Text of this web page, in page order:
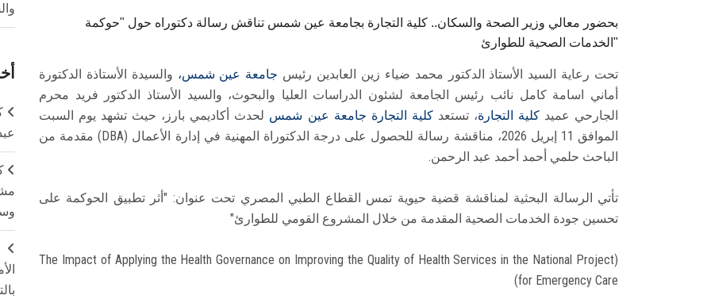
بحضور معالي وزير الصحة والسكان.. كلية التجارة بجامعة عين شمس تناقش رسالة دكتوراه حول "حوكمة
الخدمات الصحية للطوارئ"
تحت رعاية السيد الأستاذ الدكتور محمد ضياء زين العابدين رئيس جامعة عين شمس، والسيدة الأستاذة الدكتورة
أماني اسامة كامل نائب رئيس الجامعة لشئون الدراسات العليا والبحوث، والسيد الأستاذ الدكتور فريد محرم
الجارحي عميدكلية التجارة، تستعد كلية التجارة جامعة عين شمس لحدث أكاديمي بارز، حيث تشهد يوم السبت
الموافق 11 إبريل 2026، مناقشة رسالة للحصول على درجة الدكتوراة المهنية في إدارة الأعمال (DBA) مقدمة من
الباحث حلمي أحمد أحمد عبد الرحمن.
تأتي الرسالة البحثية لمناقشة قضية حيوية تمس القطاع الطبي المصري تحت عنوان: "أثر تطبيق الحوكمة على
تحسين جودة الخدمات الصحية المقدمة من خلال المشروع القومي للطوارئ"
(The Impact of Applying the Health Governance on Improving the Quality of Health Services in the National Project
for Emergency Care)